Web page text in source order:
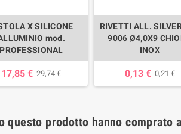
X SILICONE
mod.
PROFESSIONAL
17,85 € 29,74 €
RIVETTI ALL.
9006 Ø4,0X9
INOX
0,13 € 0,21 €
questo prodotto hanno comprato